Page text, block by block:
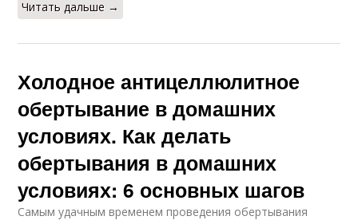
Читать дальше →
Холодное антицеллюлитное
обертывание в домашних
условиях. Как делать
обертывания в домашних
условиях: 6 основных шагов
Самым удачным временем проведения обертывания